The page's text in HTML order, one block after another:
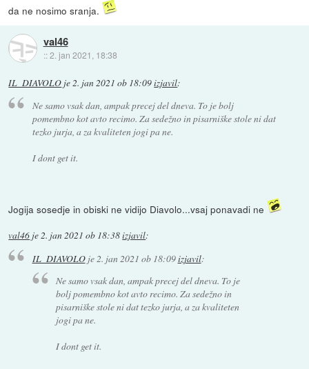
da ne nosimo sranja.
val46
::2. jan 2021, 18:38
IL_DIAVOLO je2. jan 2021 ob 18:09izjavil:
Ne samo vsak dan, ampak precej del dneva. To je bolj
pomembno kot avto recimo. Za sedežno in pisarniške stole ni dat
tezko jurja, a za kvaliteten jogi pa ne.
I dont get it.
Jogija sosedje in obiski ne vidijo Diavolo...vsaj ponavadi ne
val46 je2. jan 2021 ob 18:38izjavil:
IL_DIAVOLOje 2. jan 2021 ob 18:09izjavil:
Ne samo vsak dan, ampak precej del dneva. To je
bolj pomembno kot avto recimo. Za sedežno in
pisarniške stole ni dat tezko jurja, a za kvaliteten
jogi pa ne.
I dont get it.